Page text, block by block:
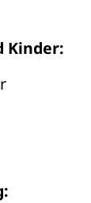
Kinder: